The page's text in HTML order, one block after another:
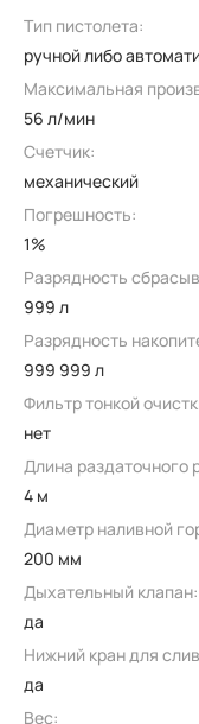
Тип пистолета:
ручной либо
Максимальная
56 л/мин
Счетчик:
механический
Погрешность:
1%
Разрядность
999 л
Разрядность
999 999 л
Фильтр тонкой
нет
Длина раздаточного
4 м
Диаметр наливной
200 мм
Дыхательный клапан:
да
Нижний кран для
да
Вес: